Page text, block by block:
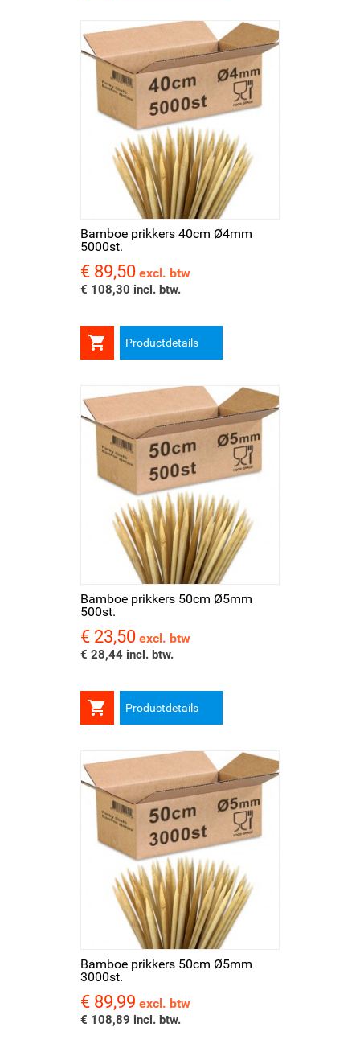
Bamboe prikkers 40cm Ø4mm
5000st.
Prijs
€ 89,50 excl. btw
€ 108,30 incl. btw.
 Productdetails
Bamboe prikkers 50cm Ø5mm
500st.
Prijs
€ 23,50 excl. btw
€ 28,44 incl. btw.
 Productdetails
Bamboe prikkers 50cm Ø5mm
3000st.
Prijs
€ 89,99 excl. btw
€ 108,89 incl. btw.